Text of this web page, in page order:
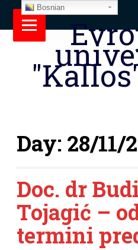
Day: 28/11/
Doc. dr
Tojagić –
termini
Bosnian